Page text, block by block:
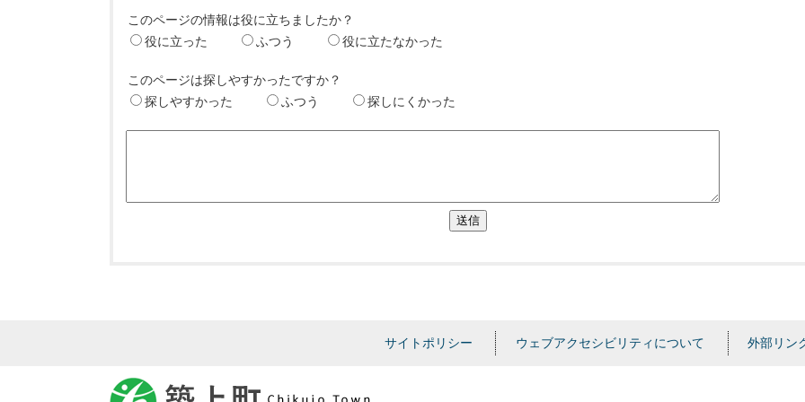
このページの情報は役に立ちましたか？
役に立った
ふつう 役に立たなかった
このページは探しやすかったですか？
探しやすかった
ふつう 探しにくかった
送信
サイトポリシー ウェブアクセシビリティについて 外部リン